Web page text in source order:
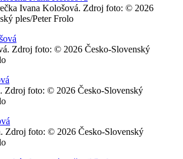
Ivana Kološová. Zdroj foto: © 2026
ples/Peter Frolo
Zdroj foto: © 2026 Česko-Slovenský
Zdroj foto: © 2026 Česko-Slovenský
Zdroj foto: © 2026 Česko-Slovenský